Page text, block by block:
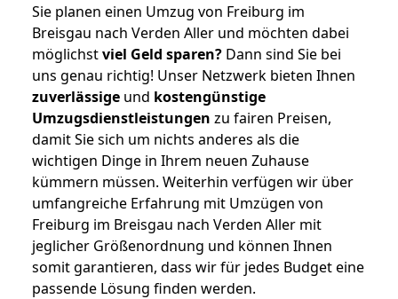
Sie planen einen Umzug von Freiburg im
Breisgau nach Verden Aller und möchten dabei
möglichstviel Geld sparen? Dann sind Sie bei
uns genau richtig! Unser Netzwerk bieten Ihnen
zuverlässige und kostengünstige
Umzugsdienstleistungen zu fairen Preisen,
damit Sie sich um nichts anderes als die
wichtigen Dinge in Ihrem neuen Zuhause
kümmern müssen. Weiterhin verfügen wir über
umfangreiche Erfahrung mit Umzügen von
Freiburg im Breisgau nach Verden Aller mit
jeglicher Größenordnung und können Ihnen
somit garantieren, dass wir für jedes Budget eine
passende Lösung finden werden.